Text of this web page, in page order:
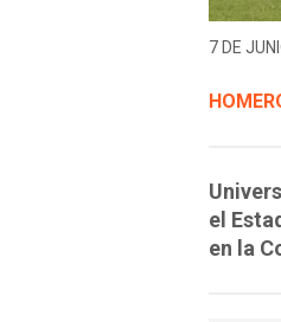
7 DE
el
en la